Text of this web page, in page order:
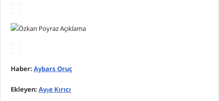
Haber:Aybars Oruç
Ekleyen:Ayşe Kırıcı